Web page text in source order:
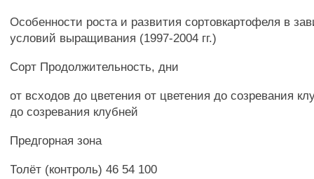
Особенности роста и развития сортовкартофеля в
условий выращивания (1997-2004 гг.)
Сорт Продолжительность, дни
от всходов до цветения от цветения до созревания
до созревания клубней
Предгорная зона
Толёт (контроль) 46 54 100